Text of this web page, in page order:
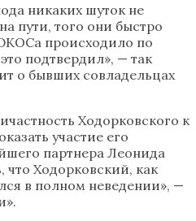
никаких шуток не
пути, того они быстро
происходило по
подтвердил», — так
о бывших совладельцах
Ходорковского к
участие его
партнера Леонида
Ходорковский, как
в полном неведении», —